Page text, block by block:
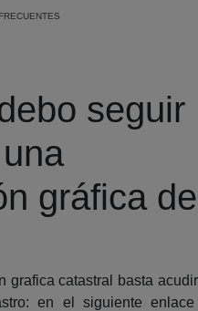
seguir
gráfica de
grafica catastral basta acudir
en el siguiente enlace